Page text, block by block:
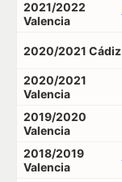
2021/2022
Valencia
2020/2021 Cádiz
2020/2021
Valencia
2019/2020
Valencia
2018/2019
Valencia